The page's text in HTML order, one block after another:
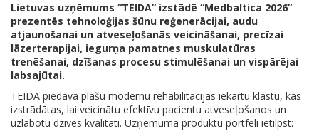
Lietuvas uzņēmums “TEIDA” izstādē “Medbaltica 2026”
prezentēs tehnoloģijas šūnu reģenerācijai, audu
atjaunošanai un atveseļošanās veicināšanai, precīzai
lāzerterapijai, iegurņa pamatnes muskulatūras
trenēšanai, dzīšanas procesu stimulēšanai un vispārējai
labsajūtai.
TEIDA piedāvā plašu modernu rehabilitācijas iekārtu klāstu, kas
izstrādātas, lai veicinātu efektīvu pacientu atveseļošanos un
uzlabotu dzīves kvalitāti. Uzņēmuma produktu portfelī ietilpst: